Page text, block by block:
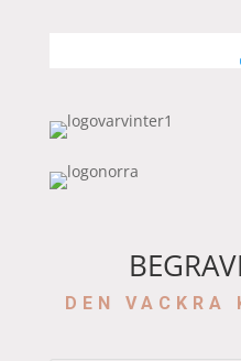
DEN VACKRA